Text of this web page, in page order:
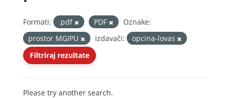
Formati: .pdf PDF
Oznake:
prostor MGIPU
Izdavači:
opcina-lovas
Filtriraj rezultate
Please try another search.